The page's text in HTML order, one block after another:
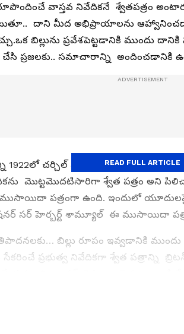
వాస్తవ నివేదికనే శ్వేతపత్రం
దాని మీద అభిప్రాయాలను
బిల్లును ప్రవేశపెట్టడానికి ముందు
ప్రజలకు.. సమాచారాన్ని అందించడానికి
1922లో చర్చిల్ ప్రభుత్వం విడుదల
మొట్టమొదటిసారిగా శ్వేత పత్రం అని
ముసాయిదా పత్రంగా ఉంది. ఇందులో
సర్ హెర్బర్ట్ శామ్యూల్ ఈ ముసాయిదా
బిల్లు రూపం ఇవ్వడానికి
ప్రభుత్వ నివేదికగా శ్వేత పత్రాన్ని
READ FULL ARTICLE